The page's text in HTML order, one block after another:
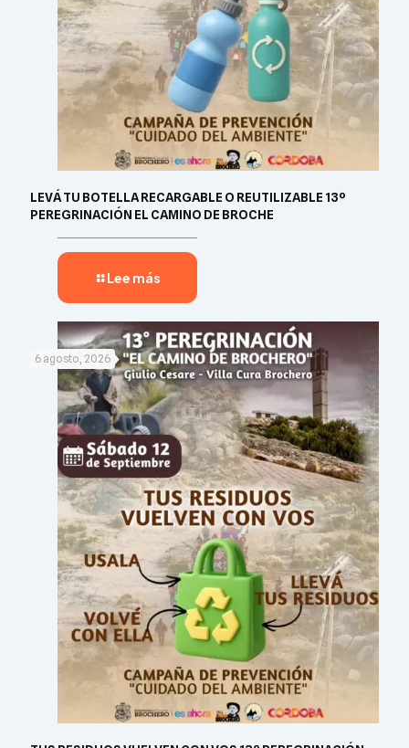
LEVÁ TU BOTELLA RECARGABLE O REUTILIZABLE 13º
PEREGRINACIÓN EL CAMINO DE BROCHE
Lee más
6 agosto, 2026